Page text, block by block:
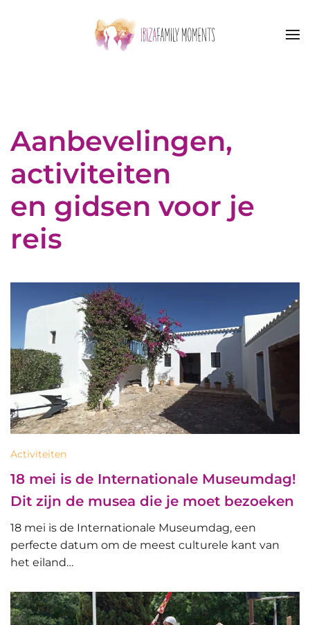
Skip to main content
Aanbevelingen,
activiteiten
en gidsen voor je
reis
Activiteiten
18 mei is de Internationale Museumdag!
Dit zijn de musea die je moet bezoeken
18 mei is de Internationale Museumdag, een
perfecte datum om de meest culturele kant van
het eiland…